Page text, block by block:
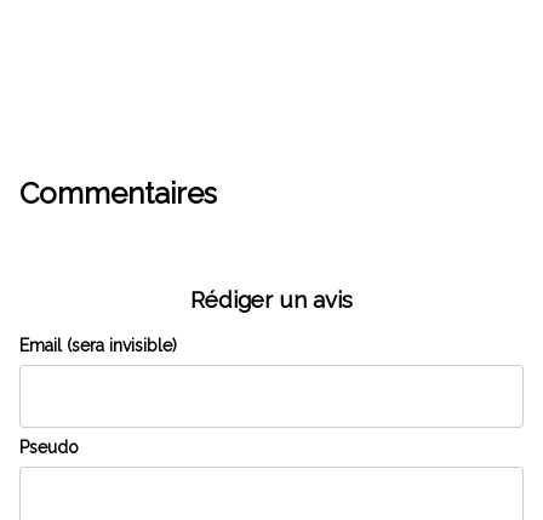
Commentaires
Rédiger un avis
Email (sera invisible)
Pseudo